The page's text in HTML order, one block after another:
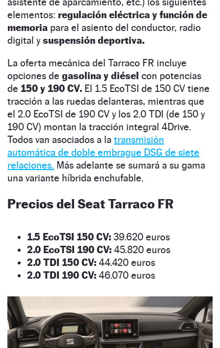
elementos: regulación eléctrica y función de
memoria para el asiento del conductor, radio
digital ysuspensión deportiva.
La oferta mecánica del Tarraco FR incluye
opciones de gasolina y diésel con potencias
de 150 y 190 CV. El 1.5 EcoTSI de 150 CV tiene
tracción a las ruedas delanteras, mientras que
el 2.0 EcoTSI de 190 CV y los 2.0 TDI (de 150 y
190 CV) montan la tracción integral 4Drive.
Todos van asociados a la transmisión
automática de doble embrague DSG de siete
relaciones. Más adelante se sumará a su gama
una variante híbrida enchufable.
Precios del Seat Tarraco FR
1.5 EcoTSI 150 CV: 39.620 euros
2.0 EcoTSI 190 CV: 45.820 euros
2.0 TDI 150 CV: 44.420 euros
2.0 TDI 190 CV: 46.070 euros